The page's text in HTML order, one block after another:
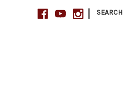
| SEARCH